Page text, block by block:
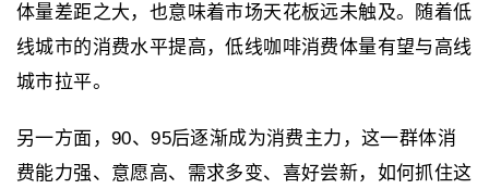
体量差距之大，也意味着市场天花板远未触及。随着低
线城市的消费水平提高，低线咖啡消费体量有望与高线
城市拉平。
另一方面，90、95后逐渐成为消费主力，这一群体消
费能力强、意愿高、需求多变、喜好尝新，如何抓住这